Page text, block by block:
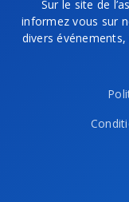
Sur le site de
informez vous sur
divers